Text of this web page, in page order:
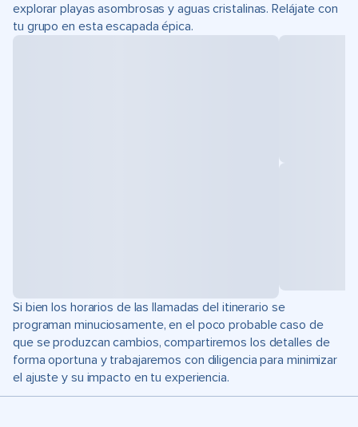
explorar playas asombrosas y aguas cristalinas. Relájate con
tu grupo en esta escapada épica.
Si bien los horarios de las llamadas del itinerario se
programan minuciosamente, en el poco probable caso de
que se produzcan cambios, compartiremos los detalles de
forma oportuna y trabajaremos con diligencia para minimizar
el ajuste y su impacto en tu experiencia.